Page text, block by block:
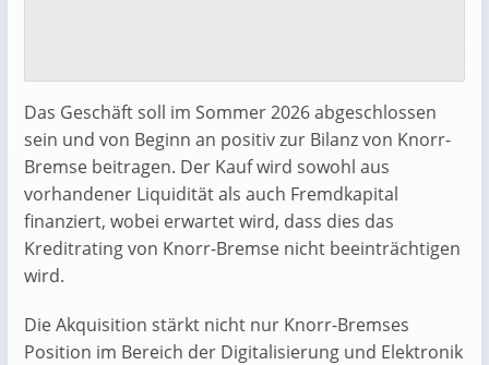
Das Geschäft soll im Sommer 2026 abgeschlossen
sein und von Beginn an positiv zur Bilanz von Knorr-
Bremse beitragen. Der Kauf wird sowohl aus
vorhandener Liquidität als auch Fremdkapital
finanziert, wobei erwartet wird, dass dies das
Kreditrating von Knorr-Bremse nicht beeinträchtigen
wird.
Die Akquisition stärkt nicht nur Knorr-Bremses
Position im Bereich der Digitalisierung und Elektronik